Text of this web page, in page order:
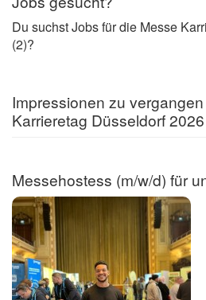
Du suchst Jobs für die Messe
(2)?
Impressionen zu
Karrieretag Düsseldorf